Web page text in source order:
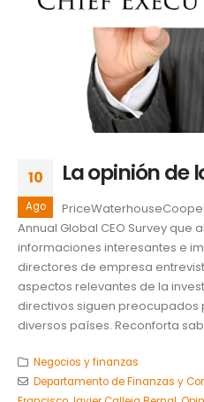
10
Ago
La opinión de
Annual Global CEO Survey que
informaciones interesantes e
directores de empresa
aspectos relevantes de la
directivos siguen preocupados
diversos países. Reconforta
Negocios y finanzas
Departamento de Finanzas y